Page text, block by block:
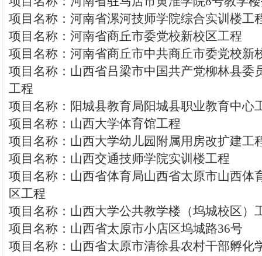
项目名称：河南省漯河技师学院综合实训楼工
项目名称：河南省商丘市委党校新校区工程
项目名称：河南省商丘市中共商丘市委党校新
项目名称：山西省吕梁市中国共产党柳林县委
工程
项目名称：阳城县教育局阳城县职业教育中心
项目名称：山西大学体育馆工程
项目名称：山西大学幼儿园附属用房改扩建工
项目名称：山西交通技师学院实训楼工程
项目名称：山西省体育局山西省太原市山西体
区工程
项目名称：山西大学公共教学楼（坞城校区）
项目名称：山西省太原市小店区坞城路36号
项目名称：山西省太原市清徐县农村干部孵化